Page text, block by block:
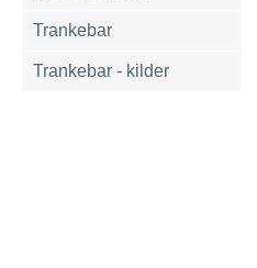
Trankebar
Trankebar - kilder